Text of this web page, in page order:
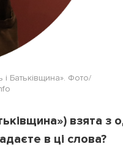
Батьківщина». Фото/
взята з
в ці слова?